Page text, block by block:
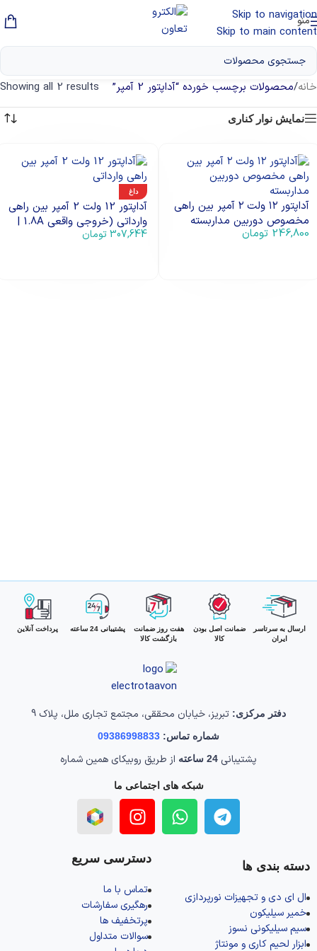
Skip to navigation
Skip to main content
منو
خانه/محصولات برچسب خورده “آداپتور 2 آمپر” Showing all 2 results
نمایش نوار کناری
آداپتور ۱۲ ولت ۲ آمپر بین راهی
مخصوص دوربین مداربسته
246,800 تومان
داغ
آداپتور 12 ولت 2 آمپر بین راهی
وارداتی (خروجی واقعی 1.8A |
سیم‌دار)
307,644تومان
ارسال به سرتاسر
ایران
ضمانت اصل بودن
کالا
هفت روز ضمانت
بازگشت کالا
پشتیبانی 24 ساعته پرداخت آنلاین
دفتر مرکزی: تبریز، خیابان محققی، مجتمع تجاری ملل، پلاک 9
شماره تماس: 09386998833
پشتیبانی 24 ساعته از طریق روبیکای همین شماره
شبکه های اجتماعی ما
دسته بندی ها
ال‌ ای‌ دی و تجهیزات نورپردازی
خمیر سیلیکون
سیم سیلیکونی نسوز
ابزار لحیم کاری و مونتاژ
دسترسی سریع
تماس با ما
رهگیری سفارشات
پرتخفیف ها
سوالات متداول